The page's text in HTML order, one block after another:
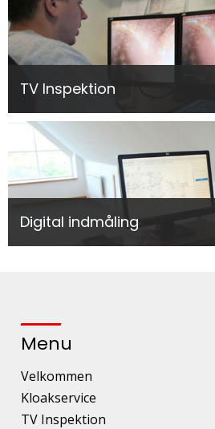
TV Inspektion
Digital indmåling
Menu
Velkommen
Kloakservice
TV Inspektion